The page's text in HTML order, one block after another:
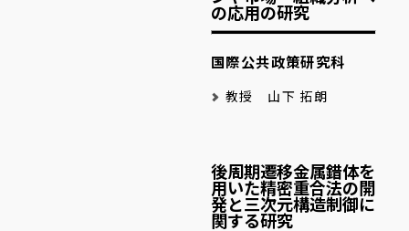
の応用の研究
国際公共政策研究科
教授 山下 拓朗
後周期遷移金属錯体を
用いた精密重合法の開
発と三次元構造制御に
関する研究